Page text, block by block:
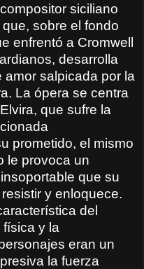
siciliano
sobre el fondo
enfrentó a Cromwell
desarrolla
salpicada por la
La ópera se centra
que sufre la
prometido, el mismo
le provoca un
que su
y enloquece.
del
física y la
eran un
la fuerza